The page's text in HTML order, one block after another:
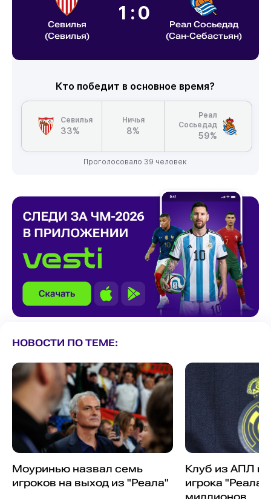
Севилья
(Севилья)
1:0
Реал Сосьедад
(Сан-Себастьян)
Кто победит в основное время?
Севилья
33%
Ничья
8%
Реал
Сосьедад
59%
Проголосовало 39 человек
НОВОСТИ ПО ТЕМЕ:
Моуринью назвал семь
игроков на выход из "Реала"
Клуб из АПЛ
игрока "Реала"